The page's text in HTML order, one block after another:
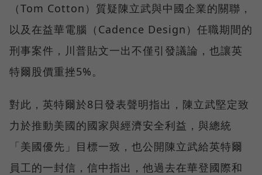
（Tom Cotton）質疑陳立武與中國企業的關聯，
以及在益華電腦（Cadence Design）任職期間的
刑事案件，川普貼文一出不僅引發議論，也讓英
特爾股價重挫5%。
對此，英特爾於8日發表聲明指出，陳立武堅定致
力於推動美國的國家與經濟安全利益，與總統
「美國優先」目標一致，也公開陳立武給英特爾
員工的一封信，信中指出，他過去在華登國際和